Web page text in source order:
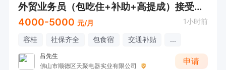
外贸业务员（包吃住+补助+高提成）接受应届
4000-5000 元/月 1小时前
容桂 社保齐全 包食宿 交通补贴 ...
吕先生
佛山市顺德区天聚电器实业有限公司
申请